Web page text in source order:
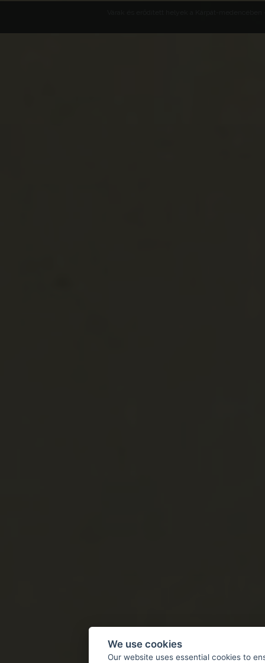
We use cookies
Our website uses essential cookies to